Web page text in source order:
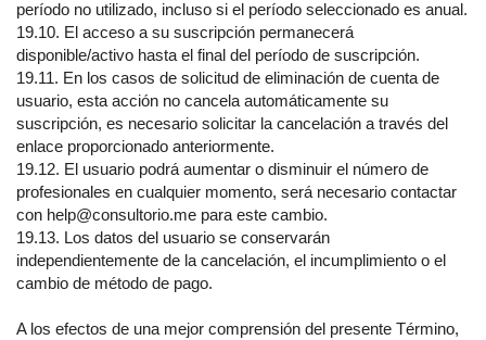
período no utilizado, incluso si el período seleccionado es anual.
19.10. El acceso a su suscripción permanecerá
disponible/activo hasta el final del período de suscripción.
19.11. En los casos de solicitud de eliminación de cuenta de
usuario, esta acción no cancela automáticamente su
suscripción, es necesario solicitar la cancelación a través del
enlace proporcionado anteriormente.
19.12. El usuario podrá aumentar o disminuir el número de
profesionales en cualquier momento, será necesario contactar
con help@consultorio.me para este cambio.
19.13. Los datos del usuario se conservarán
independientemente de la cancelación, el incumplimiento o el
cambio de método de pago.
A los efectos de una mejor comprensión del presente Término,